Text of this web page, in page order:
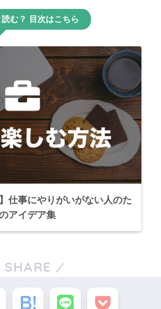
読む？ 目次はこちら
仕事にやりがいがない人のた
アイデア集
SHARE